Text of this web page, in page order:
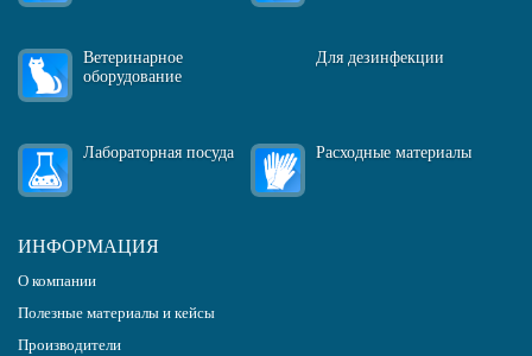
Ветеринарное
оборудование
Для дезинфекции
Лабораторная посуда Расходные материалы
ИНФОРМАЦИЯ
О компании
Полезные материалы и кейсы
Производители